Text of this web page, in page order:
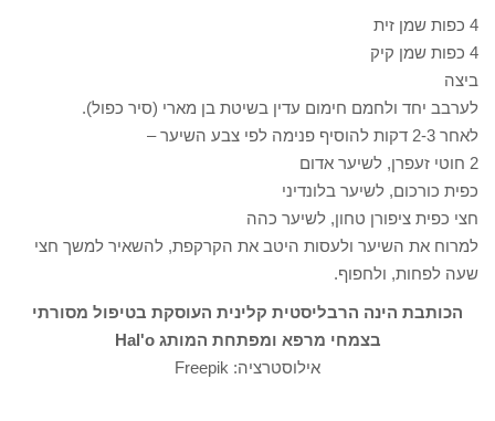
4 כפות שמן זית
4 כפות שמן קיק
ביצה
לערבב יחד ולחמם חימום עדין בשיטת בן מארי (סיר כפול).
לאחר 2-3 דקות להוסיף פנימה לפי צבע השיער –
2 חוטי זעפרן, לשיער אדום
כפית כורכום, לשיער בלונדיני
חצי כפית ציפורן טחון, לשיער כהה
למרוח את השיער ולעסות היטב את הקרקפת, להשאיר למשך חצי
שעה לפחות, ולחפוף.
הכותבת הינה הרבליסטית קלינית העוסקת בטיפול מסורתי
בצמחי מרפא ומפתחת המותג Hal'o
אילוסטרציה: Freepik